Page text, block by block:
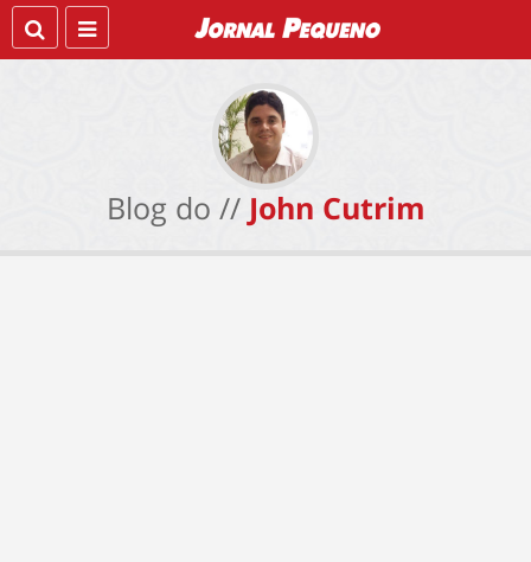
Blog do // John Cutrim